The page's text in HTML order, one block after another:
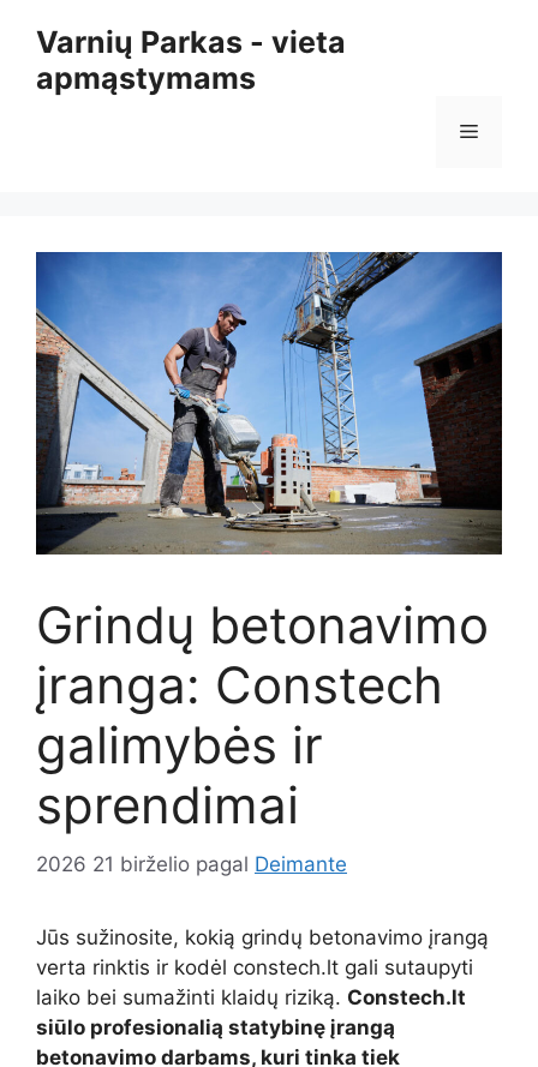
turinio
Varnių Parkas - vieta
apmąstymams
Meniu
Grindų betonavimo
įranga: Constech
galimybės ir
sprendimai
2026 21 birželio pagal Deimante
Jūs sužinosite, kokią grindų betonavimo įrangą
verta rinktis ir kodėl constech.lt gali sutaupyti
laiko bei sumažinti klaidų riziką. Constech.lt
siūlo profesionalią statybinę įrangą
betonavimo darbams, kuri tinka tiek